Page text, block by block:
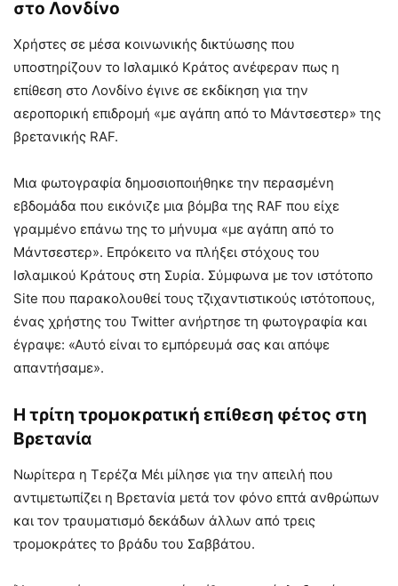
στο Λονδίνο
Χρήστες σε μέσα κοινωνικής δικτύωσης που
υποστηρίζουν το Ισλαμικό Κράτος ανέφεραν πως η
επίθεση στο Λονδίνο έγινε σε εκδίκηση για την
αεροπορική επιδρομή «με αγάπη από το Μάντσεστερ» της
βρετανικής RAF.
Μια φωτογραφία δημοσιοποιήθηκε την περασμένη
εβδομάδα που εικόνιζε μια βόμβα της RAF που είχε
γραμμένο επάνω της το μήνυμα «με αγάπη από το
Μάντσεστερ». Επρόκειτο να πλήξει στόχους του
Ισλαμικού Κράτους στη Συρία. Σύμφωνα με τον ιστότοπο
Site που παρακολουθεί τους τζιχαντιστικούς ιστότοπους,
ένας χρήστης του Twitter ανήρτησε τη φωτογραφία και
έγραψε: «Αυτό είναι το εμπόρευμά σας και απόψε
απαντήσαμε».
Η τρίτη τρομοκρατική επίθεση φέτος στη
Βρετανία
Νωρίτερα η Τερέζα Μέι μίλησε για την απειλή που
αντιμετωπίζει η Βρετανία μετά τον φόνο επτά ανθρώπων
και τον τραυματισμό δεκάδων άλλων από τρεις
τρομοκράτες το βράδυ του Σαββάτου.